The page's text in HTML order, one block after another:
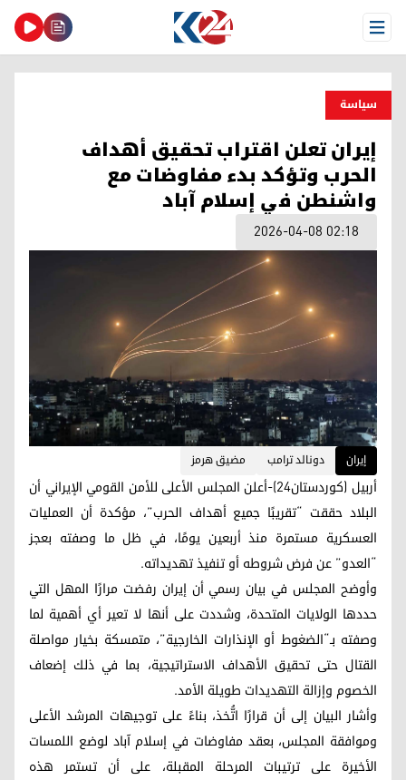
Open Menu
سیاسة
إيران تعلن اقتراب تحقيق أهداف
الحرب وتؤكد بدء مفاوضات مع
واشنطن في إسلام آباد
2026-04-08 02:18
إيران دونالد ترامب مضيق هرمز
أربيل (كوردستان24)-أعلن المجلس الأعلى للأمن القومي الإيراني أن
البلاد حققت “تقريبًا جميع أهداف الحرب”، مؤكدة أن العمليات
العسكرية مستمرة منذ أربعين يومًا، في ظل ما وصفته بعجز
“العدو” عن فرض شروطه أو تنفيذ تهديداته.
وأوضح المجلس في بيان رسمي أن إيران رفضت مرارًا المهل التي
حددها الولايات المتحدة، وشددت على أنها لا تعير أي أهمية لما
وصفته بـ“الضغوط أو الإنذارات الخارجية”، متمسكة بخيار مواصلة
القتال حتى تحقيق الأهداف الاستراتيجية، بما في ذلك إضعاف
الخصوم وإزالة التهديدات طويلة الأمد.
وأشار البيان إلى أن قرارًا اتُّخذ، بناءً على توجيهات المرشد الأعلى
وموافقة المجلس، بعقد مفاوضات في إسلام آباد لوضع اللمسات
الأخيرة على ترتيبات المرحلة المقبلة، على أن تستمر هذه